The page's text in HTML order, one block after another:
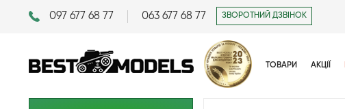
097 677 68 77 063 677 68 77 ЗВОРОТНИЙ ДЗВІНОК
ТОВАРИ АКЦІЇ